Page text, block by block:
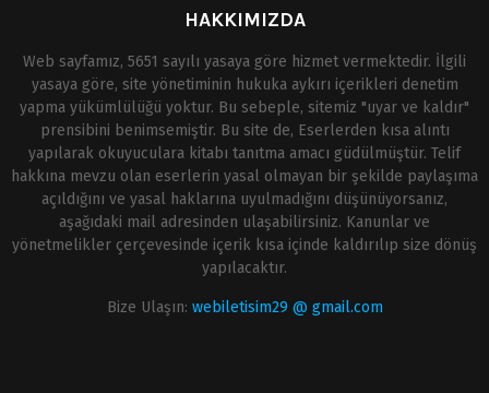
HAKKIMIZDA
Web sayfamız, 5651 sayılı yasaya göre hizmet vermektedir. İlgili
yasaya göre, site yönetiminin hukuka aykırı içerikleri denetim
yapma yükümlülüğü yoktur. Bu sebeple, sitemiz "uyar ve kaldır"
prensibini benimsemiştir. Bu site de, Eserlerden kısa alıntı
yapılarak okuyuculara kitabı tanıtma amacı güdülmüştür. Telif
hakkına mevzu olan eserlerin yasal olmayan bir şekilde paylaşıma
açıldığını ve yasal haklarına uyulmadığını düşünüyorsanız,
aşağıdaki mail adresinden ulaşabilirsiniz. Kanunlar ve
yönetmelikler çerçevesinde içerik kısa içinde kaldırılıp size dönüş
yapılacaktır.
Bize Ulaşın: webiletisim29 @ gmail.com